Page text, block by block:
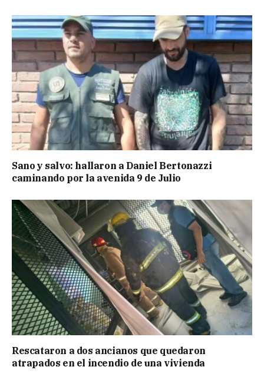
Sano y salvo: hallaron a Daniel Bertonazzi
caminando por la avenida 9 de Julio
Rescataron a dos ancianos que quedaron
atrapados en el incendio de una vivienda